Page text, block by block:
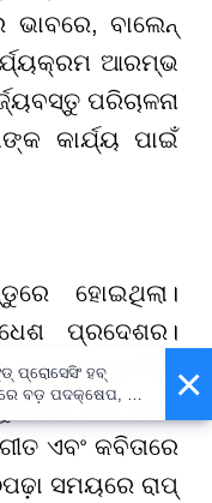
ଭାବରେ, ବାଲେନ୍
ଆରମ୍ଭ
ପରିଚାଳନା
କାର୍ଯ୍ୟ ପାଇଁ
ହୋଇଥିଲା।
ପ୍ରଦେଶର।
ଜଣେ ଆୟୁର୍ବେଦିକ
ଶାହ ଜଣେ
ଏବଂ କବିତାରେ
ସମୟରେ ରାପ୍
×
ପ୍ରୋସେସିଂ ହବ୍
ବଡ଼ ପଦକ୍ଷେପ, ୪୨